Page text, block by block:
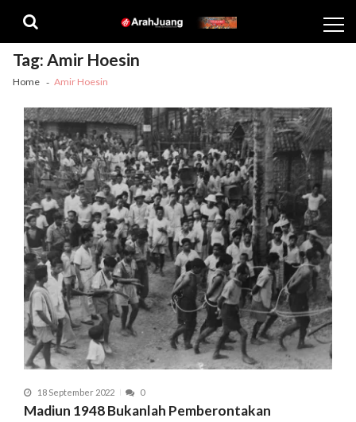
navigation
content
Tag:Amir Hoesin
Home Amir Hoesin
18 September 2022 0
Madiun 1948 Bukanlah Pemberontakan